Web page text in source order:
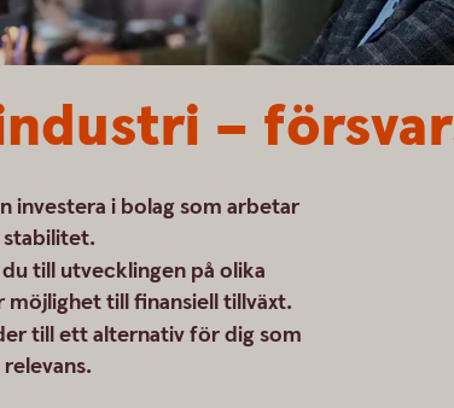
–
investera i bolag som arbetar
stabilitet.
till utvecklingen på olika
till finansiell tillväxt.
till ett alternativ för dig som